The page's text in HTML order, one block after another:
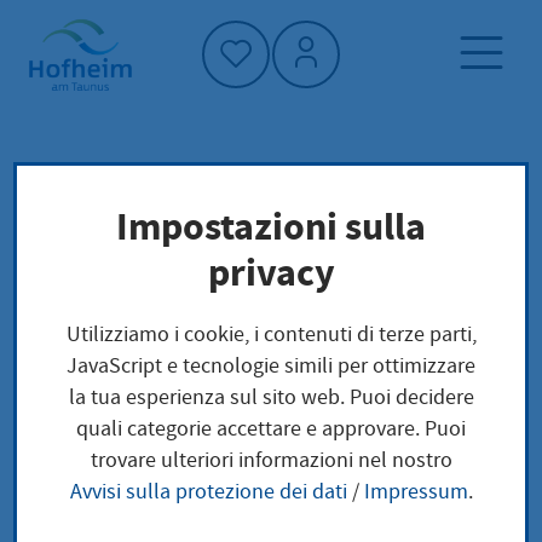
Home"
Pagina iniziale
Trova servizi
Preoccupazioni locali
Grundstück im Grundbuch Ausbuchung
Grundstück im
Grundbuch
Ausbuchung
Impostazioni sulla
privacy
Utilizziamo i cookie, i contenuti di terze parti,
JavaScript e tecnologie simili per ottimizzare
la tua esperienza sul sito web. Puoi decidere
quali categorie accettare e approvare. Puoi
trovare ulteriori informazioni nel nostro
Avvisi sulla protezione dei dati/ Impressum.